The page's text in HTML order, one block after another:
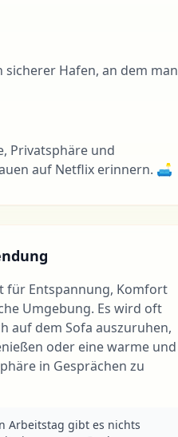
Hafen, an dem man
Privatsphäre und
auf Netflix erinnern. 🛋
für Entspannung, Komfort
Umgebung. Es wird oft
auf dem Sofa auszuruhen,
oder eine warme und
in Gesprächen zu
Arbeitstag gibt es nichts